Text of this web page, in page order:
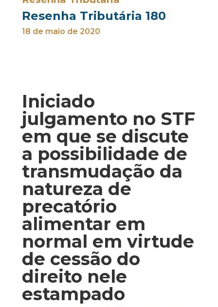
Resenha Tributária 180
18 de maio de 2020
Iniciado
julgamento no STF
em que se discute
a possibilidade de
transmudação da
natureza de
precatório
alimentar em
normal em virtude
de cessão do
direito nele
estampado